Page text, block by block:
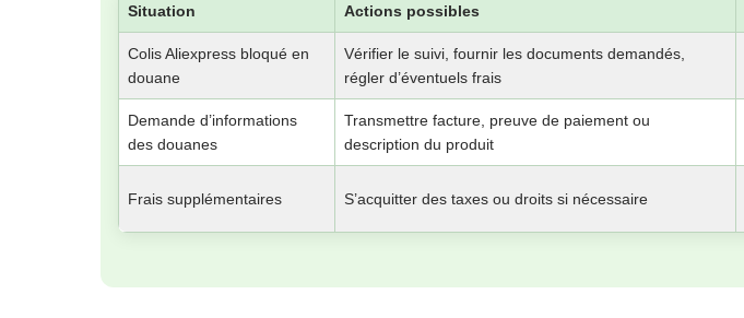
Situation Actions possibles
Colis Aliexpress bloqué en
douane
Vérifier le suivi, fournir les documents demandés,
régler d’éventuels frais
Demande d’informations
des douanes
Transmettre facture, preuve de paiement ou
description du produit
Frais supplémentaires S’acquitter des taxes ou droits si nécessaire